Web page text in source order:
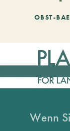
OBST-
Wenn